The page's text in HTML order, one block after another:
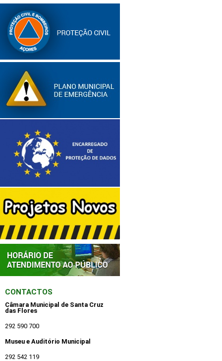
CONTACTOS
Câmara Municipal de Santa Cruz
das Flores
292 590 700
Museu e Auditório Municipal
292 542 119